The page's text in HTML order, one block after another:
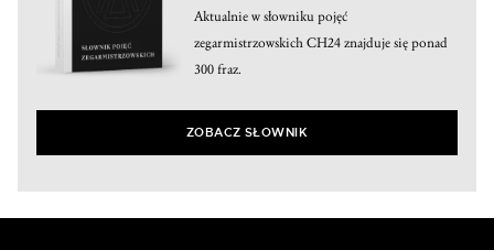
Aktualnie w słowniku pojęć
zegarmistrzowskich CH24 znajduje się ponad
300 fraz.
ZOBACZ SŁOWNIK